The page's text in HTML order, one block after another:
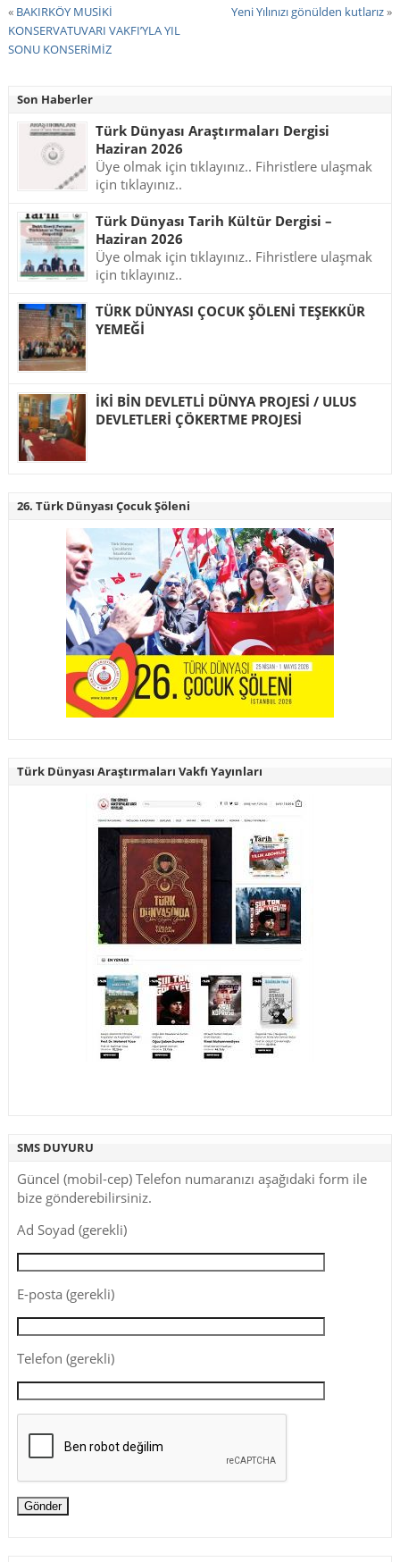
« BAKIRKÖY MUSİKİ
KONSERVATUVARI VAKFI’YLA YIL
SONU KONSERİMİZ
Yeni Yılınızı gönülden kutlarız»
Son Haberler
Türk Dünyası Araştırmaları Dergisi
Haziran 2026
Üye olmak için tıklayınız.. Fihristlere ulaşmak
için tıklayınız..
Türk Dünyası Tarih Kültür Dergisi –
Haziran 2026
Üye olmak için tıklayınız.. Fihristlere ulaşmak
için tıklayınız..
TÜRK DÜNYASI ÇOCUK ŞÖLENİ TEŞEKKÜR
YEMEĞİ
İKİ BİN DEVLETLİ DÜNYA PROJESİ / ULUS
DEVLETLERİ ÇÖKERTME PROJESİ
26. Türk Dünyası Çocuk Şöleni
Türk Dünyası Araştırmaları Vakfı Yayınları
SMS DUYURU
Güncel (mobil-cep) Telefon numaranızı aşağıdaki form ile
bize gönderebilirsiniz.
Ad Soyad (gerekli)
E-posta (gerekli)
Telefon (gerekli)